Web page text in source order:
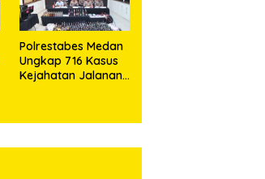
Polrestabes Medan
Ungkap 716 Kasus
Kejahatan Jalanan